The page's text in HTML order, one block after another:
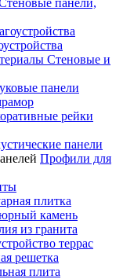
панели,
Стеновые и
панели
рейки
панели
Профили для
плитка
камень
из гранита
террас
решетка
плита